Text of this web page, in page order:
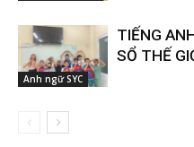
Anh ngữ SYC
TIẾNG
SỔ THẾ